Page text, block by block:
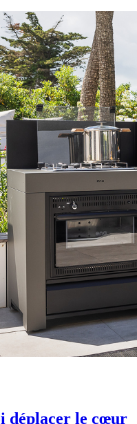
déplacer le cœur